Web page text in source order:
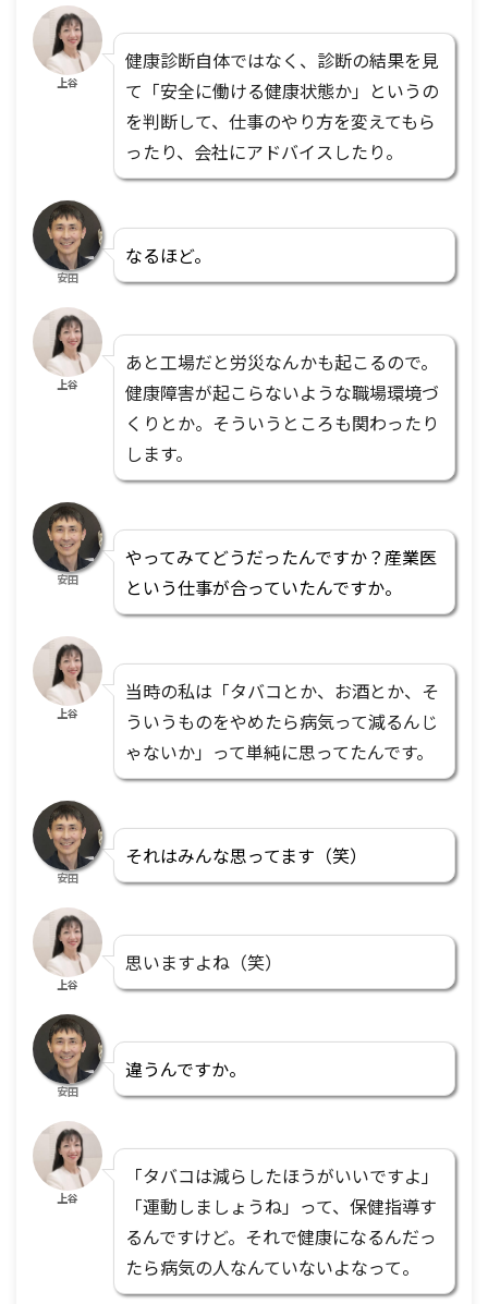
上谷
健康診断自体ではなく、診断の結果を見
て「安全に働ける健康状態か」というの
を判断して、仕事のやり方を変えてもら
ったり、会社にアドバイスしたり。
安田
なるほど。
上谷
あと工場だと労災なんかも起こるので。
健康障害が起こらないような職場環境づ
くりとか。そういうところも関わったり
します。
安田
やってみてどうだったんですか？産業医
という仕事が合っていたんですか。
上谷
当時の私は「タバコとか、お酒とか、そ
ういうものをやめたら病気って減るんじ
ゃないか」って単純に思ってたんです。
安田
それはみんな思ってます（笑）
上谷
思いますよね（笑）
安田
違うんですか。
上谷
「タバコは減らしたほうがいいですよ」
「運動しましょうね」って、保健指導す
るんですけど。それで健康になるんだっ
たら病気の人なんていないよなって。